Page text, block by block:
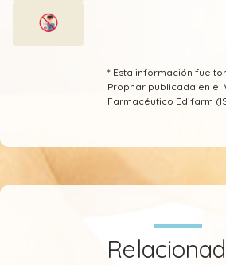
* Esta información fue
Prophar publicada en el
Farmacéutico Edifarm